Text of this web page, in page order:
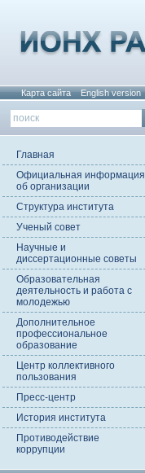
Карта сайта English version
Главная
Официальная информация
об организации
Структура института
Ученый совет
Научные и
диссертационные советы
Образовательная
деятельность и работа с
молодежью
Дополнительное
профессиональное
образование
Центр коллективного
пользования
Пресс-центр
История института
Противодействие
коррупции